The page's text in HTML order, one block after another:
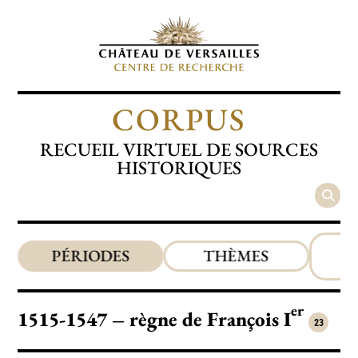
CORPUS
RECUEIL VIRTUEL DE SOURCES
HISTORIQUES
PÉRIODES THÈMES
1515-1547 – règne de François Ier
23